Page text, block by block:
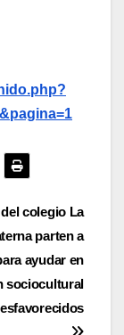
colegio La
parten a
ayudar en
sociocultural